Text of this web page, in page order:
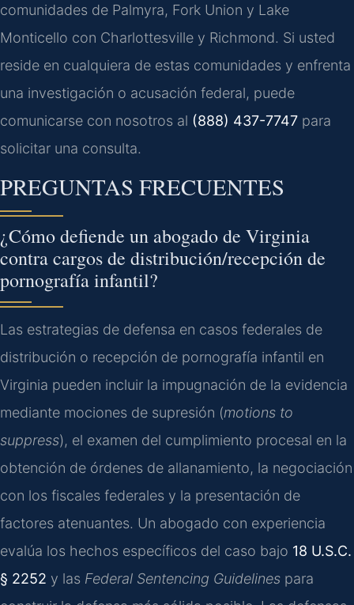
comunidades de Palmyra, Fork Union y Lake
Monticello con Charlottesville y Richmond. Si usted
reside en cualquiera de estas comunidades y enfrenta
una investigación o acusación federal, puede
comunicarse con nosotros al (888) 437-7747 para
solicitar una consulta.
PREGUNTAS FRECUENTES
¿Cómo defiende un abogado de Virginia
contra cargos de distribución/recepción de
pornografía infantil?
Las estrategias de defensa en casos federales de
distribución o recepción de pornografía infantil en
Virginia pueden incluir la impugnación de la evidencia
mediante mociones de supresión (motions to
suppress), el examen del cumplimiento procesal en la
obtención de órdenes de allanamiento, la negociación
con los fiscales federales y la presentación de
factores atenuantes. Un abogado con experiencia
evalúa los hechos específicos del caso bajo 18 U.S.C.
§ 2252 y las Federal Sentencing Guidelines para